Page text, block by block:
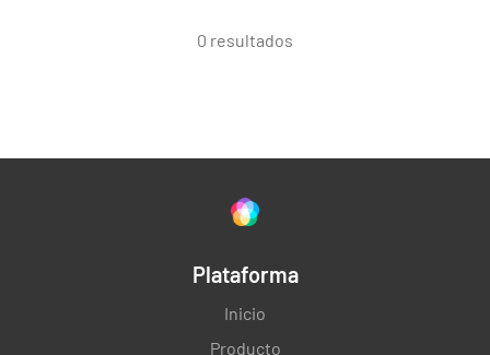
0 resultados
Plataforma
Inicio
Producto